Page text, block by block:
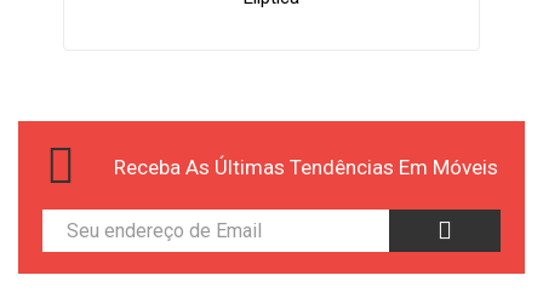
Receba As Últimas Tendências Em Móveis